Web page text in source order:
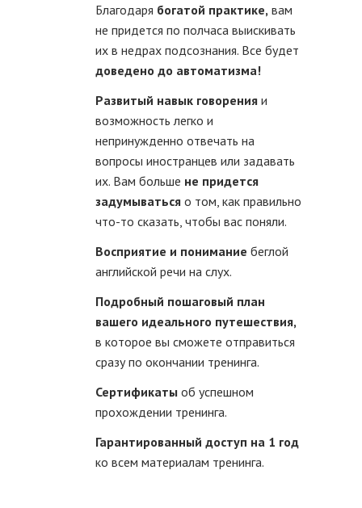
Благодаря богатой практике, вам
не придется по полчаса выискивать
их в недрах подсознания. Все будет
доведено до автоматизма!
Развитый навык говорения и
возможность легко и
непринужденно отвечать на
вопросы иностранцев или задавать
их. Вам больше не придется
задумываться о том, как правильно
что-то сказать, чтобы вас поняли.
Восприятие и понимание беглой
английской речи на слух.
Подробный пошаговый план
вашего идеального путешествия,
в которое вы сможете отправиться
сразу по окончании тренинга.
Сертификаты об успешном
прохождении тренинга.
Гарантированный доступ на 1 год
ко всем материалам тренинга.